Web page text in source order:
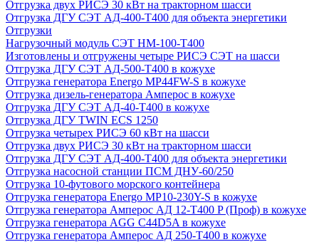
Отгрузка двух РИСЭ 30 кВт на тракторном шасси
Отгрузка ДГУ СЭТ АД-400-Т400 для объекта энергетики
Отгрузки
Нагрузочный модуль СЭТ НМ-100-Т400
Изготовлены и отгружены четыре РИСЭ СЭТ на шасси
Отгрузка ДГУ СЭТ АД-500-Т400 в кожухе
Отгрузка генератора Energo MP44FW-S в кожухе
Отгрузка дизель-генератора Амперос в кожухе
Отгрузка ДГУ СЭТ АД-40-Т400 в кожухе
Отгрузка ДГУ TWIN ECS 1250
Отгрузка четырех РИСЭ 60 кВт на шасси
Отгрузка двух РИСЭ 30 кВт на тракторном шасси
Отгрузка ДГУ СЭТ АД-400-Т400 для объекта энергетики
Отгрузка насосной станции ПСМ ДНУ-60/250
Отгрузка 10-футового морского контейнера
Отгрузка генератора Energo MP10-230Y-S в кожухе
Отгрузка генератора Амперос АД 12-Т400 P (Проф) в кожухе
Отгрузка генератора AGG C44D5A в кожухе
Отгрузка генератора Амперос АД 250-Т400 в кожухе